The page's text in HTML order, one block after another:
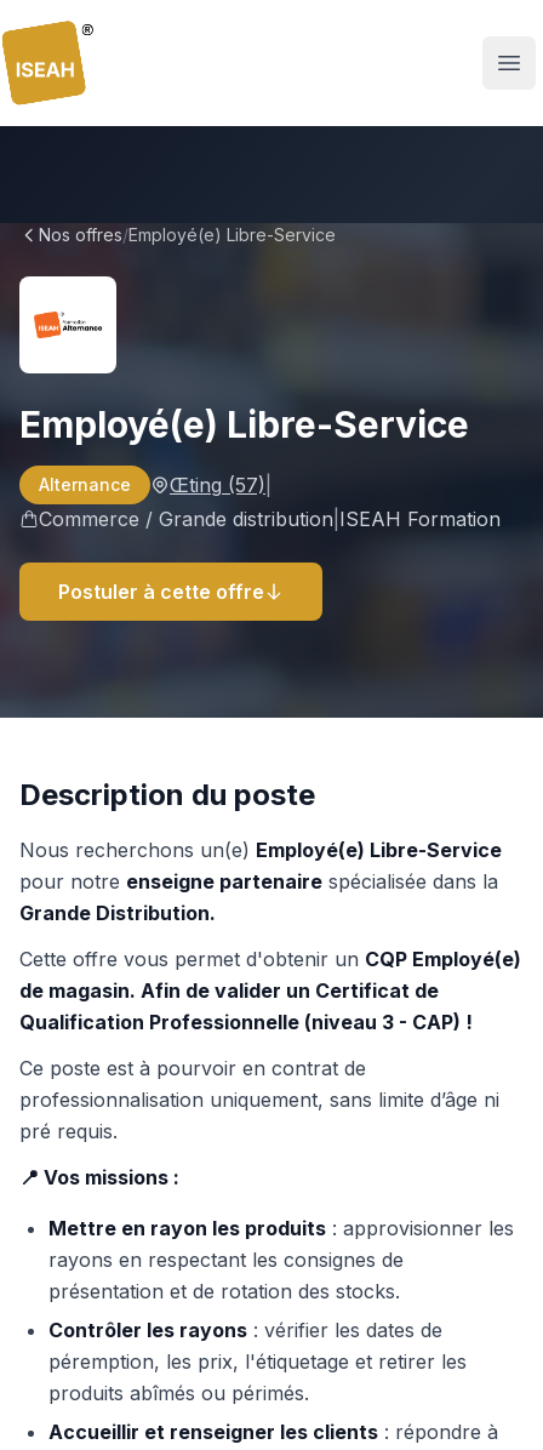
Nos offres/Employé(e) Libre-Service
Employé(e) Libre-Service
Alternance Œting (57)
Commerce / Grande distribution ISEAH Formation
Postuler à cette offre
Description du poste
Nous recherchons un(e) Employé(e) Libre-Service
pour notre enseigne partenaire spécialisée dans la
Grande Distribution.
Cette offre vous permet d'obtenir un CQP Employé(e)
de magasin. Afin de valider un Certificat de
Qualification Professionnelle (niveau 3 - CAP) !
Ce poste est à pourvoir en contrat de
professionnalisation uniquement, sans limite d’âge ni
pré requis.
📍 Vos missions :
Mettre en rayon les produits : approvisionner les
rayons en respectant les consignes de
présentation et de rotation des stocks.
Contrôler les rayons : vérifier les dates de
péremption, les prix, l'étiquetage et retirer les
produits abîmés ou périmés.
Accueillir et renseigner les clients : répondre à